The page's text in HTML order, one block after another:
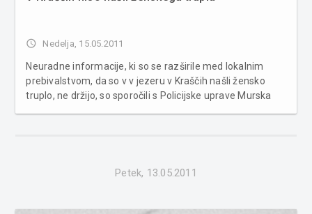
access_time Nedelja, 15.05.2011
Neuradne informacije, ki so se razširile med lokalnim
prebivalstvom, da so v v jezeru v Kraščih našli žensko
truplo, ne držijo, so sporočili s Policijske uprave Murska
Petek, 13.05.2011